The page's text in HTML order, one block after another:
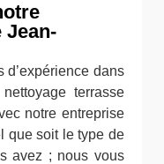
Jean-
d’expérience dans
terrasse
notre entreprise
que soit le type de
avez ; nous vous